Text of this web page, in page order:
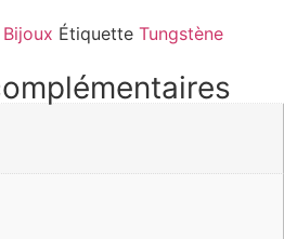
Bijoux Étiquette Tungstène